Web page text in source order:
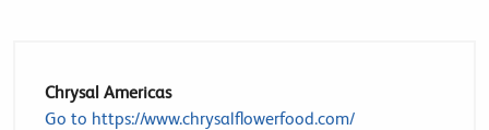
Chrysal Americas
Go to https://www.chrysalflowerfood.com/